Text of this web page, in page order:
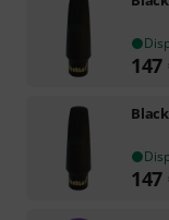
147
147